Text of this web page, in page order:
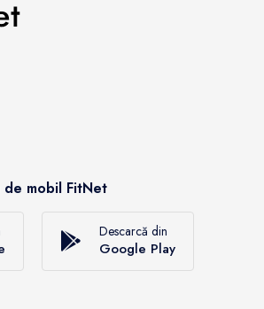
de mobil FitNet
Descarcă din
Google Play